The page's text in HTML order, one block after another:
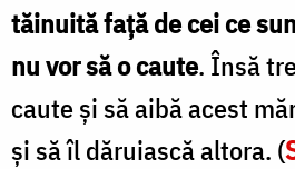
tăinuită față de cei ce
nu vor să o caute. Însă
caute și să aibă acest
și să îl dăruiască altora. (